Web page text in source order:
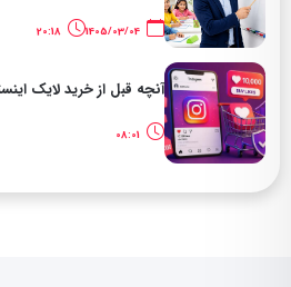
20:18
آنچه قبل از خرید لایک